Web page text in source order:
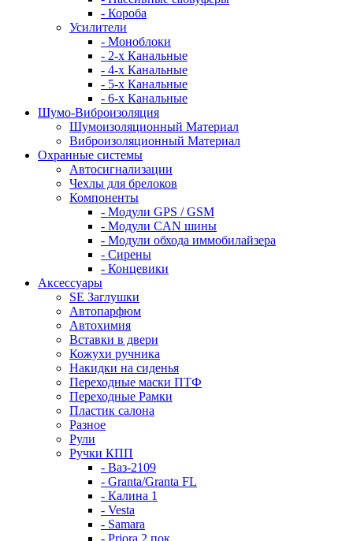
- Короба
Усилители
- Моноблоки
- 2-х Канальные
- 4-х Канальные
- 5-х Канальные
- 6-х Канальные
Шумо-Виброизоляция
Шумоизоляционный Материал
Виброизоляционный Материал
Охранные системы
Автосигнализации
Чехлы для брелоков
Компоненты
- Модули GPS / GSM
- Модули CAN шины
- Модули обхода иммобилайзера
- Сирены
- Концевики
Аксессуары
SE Заглушки
Автопарфюм
Автохимия
Вставки в двери
Кожухи ручника
Накидки на сиденья
Переходные маски ПТФ
Переходные Рамки
Пластик салона
Разное
Рули
Ручки КПП
- Ваз-2109
- Granta/Granta FL
- Калина 1
- Vesta
- Samara
- Priora 2 пок.